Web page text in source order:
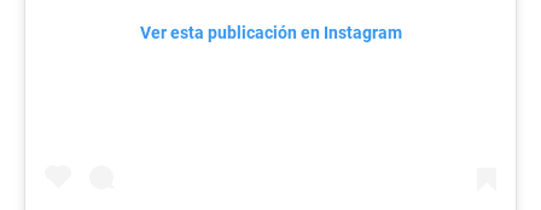
Ver esta publicación en Instagram